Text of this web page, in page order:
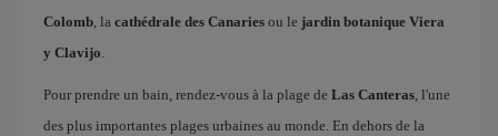
Colomb, la cathédrale des Canaries ou le jardin botanique Viera
y Clavijo.
Pour prendre un bain, rendez-vous à la plage de Las Canteras, l'une
des plus importantes plages urbaines au monde. En dehors de la